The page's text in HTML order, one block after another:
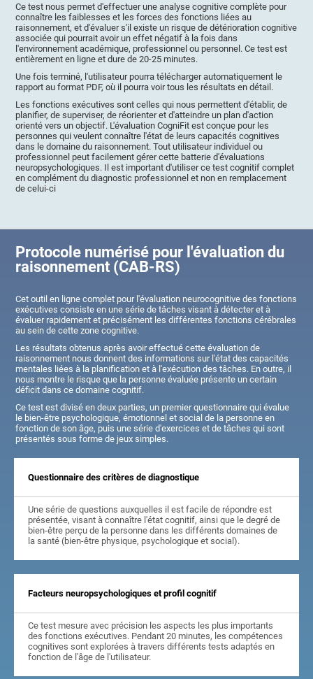
Ce test nous permet d'effectuer une analyse cognitive complète pour
connaître les faiblesses et les forces des fonctions liées au
raisonnement, et d'évaluer s'il existe un risque de détérioration cognitive
associée qui pourrait avoir un effet négatif à la fois dans
l'environnement académique, professionnel ou personnel. Ce test est
entièrement en ligne et dure de 20-25 minutes.
Une fois terminé, l'utilisateur pourra télécharger automatiquement le
rapport au format PDF, où il pourra voir tous les résultats en détail.
Les fonctions exécutives sont celles qui nous permettent d'établir, de
planifier, de superviser, de réorienter et d'atteindre un plan d'action
orienté vers un objectif. L'évaluation CogniFit est conçue pour les
personnes qui veulent connaître l'état de leurs capacités cognitives
dans le domaine du raisonnement. Tout utilisateur individuel ou
professionnel peut facilement gérer cette batterie d'évaluations
neuropsychologiques. Il est important d'utiliser ce test cognitif complet
en complément du diagnostic professionnel et non en remplacement
de celui-ci
Protocole numérisé pour l'évaluation du
raisonnement (CAB-RS)
Cet outil en ligne complet pour l'évaluation neurocognitive des fonctions
exécutives consiste en une série de tâches visant à détecter et à
évaluer rapidement et précisément les différentes fonctions cérébrales
au sein de cette zone cognitive.
Les résultats obtenus après avoir effectué cette évaluation de
raisonnement nous donnent des informations sur l'état des capacités
mentales liées à la planification et à l'exécution des tâches. En outre, il
nous montre le risque que la personne évaluée présente un certain
déficit dans ce domaine cognitif.
Ce test est divisé en deux parties, un premier questionnaire qui évalue
le bien-être psychologique, émotionnel et social de la personne en
fonction de son âge, puis une série d'exercices et de tâches qui sont
présentés sous forme de jeux simples.
Questionnaire des critères de diagnostique
Une série de questions auxquelles il est facile de répondre est
présentée, visant à connaître l'état cognitif, ainsi que le degré de
bien-être perçu de la personne dans les différents domaines de
la santé (bien-être physique, psychologique et social).
Facteurs neuropsychologiques et profil cognitif
Ce test mesure avec précision les aspects les plus importants
des fonctions exécutives. Pendant 20 minutes, les compétences
cognitives sont explorées à travers différents tests adaptés en
fonction de l'âge de l'utilisateur.